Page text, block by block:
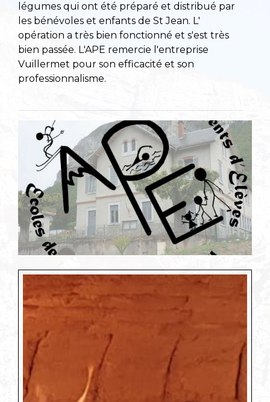
légumes qui ont été préparé et distribué par
les bénévoles et enfants de St Jean. L'
opération a très bien fonctionné et s'est très
bien passée. L'APE remercie l'entreprise
Vuillermet pour son efficacité et son
professionnalisme.